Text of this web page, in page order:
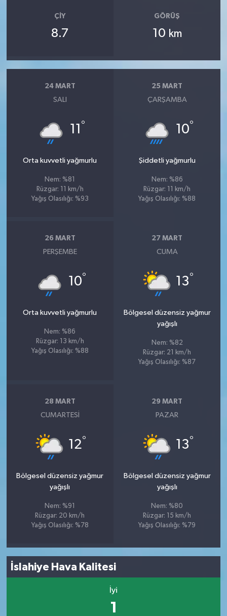
ÇIY
8.7
GÖRÜŞ
10 km
24 MART
SALI
11 °
Orta kuvvetli yağmurlu
Nem: %81
Rüzgar: 11 km/h
Yağış Olasılığı: %93
25 MART
ÇARŞAMBA
10°
Şiddetli yağmurlu
Nem: %86
Rüzgar: 11 km/h
Yağış Olasılığı: %88
26 MART
PERŞEMBE
10°
Orta kuvvetli yağmurlu
Nem: %86
Rüzgar: 13 km/h
Yağış Olasılığı: %88
27 MART
CUMA
13°
Bölgesel düzensiz yağmur
yağışlı
Nem: %82
Rüzgar: 21 km/h
Yağış Olasılığı: %87
28 MART
CUMARTESI
12°
Bölgesel düzensiz yağmur
yağışlı
Nem: %91
Rüzgar: 20 km/h
Yağış Olasılığı: %78
29 MART
PAZAR
13°
Bölgesel düzensiz yağmur
yağışlı
Nem: %80
Rüzgar: 15 km/h
Yağış Olasılığı: %79
İslahiye Hava Kalitesi
İyi
1